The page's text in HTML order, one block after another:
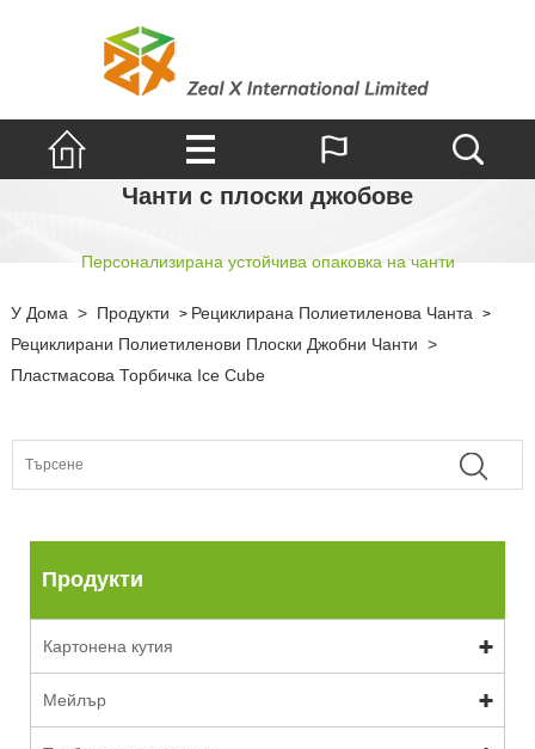
Чанти с плоски джобове
Персонализирана устойчива опаковка на чанти
У Дома > Продукти > Рециклирана Полиетиленова Чанта >
Рециклирани Полиетиленови Плоски Джобни Чанти >
Пластмасова Торбичка Ice Cube
Продукти
Картонена кутия
Мейлър